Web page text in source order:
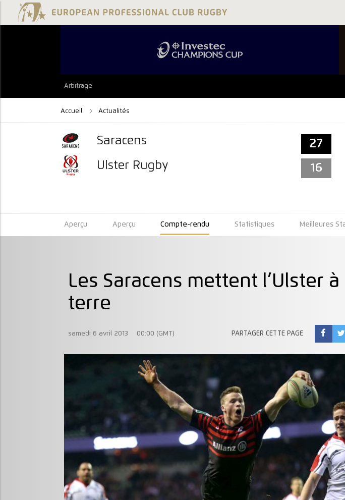
Arbitrage
Accueil Actualités
Saracens
Ulster Rugby
27
16
Aperçu Aperçu Compte-rendu Statistiques Meilleures
Les Saracens mettent l’Ulster à
terre
samedi 6 avril 2013 00:00 (GMT) PARTAGER CETTE PAGE